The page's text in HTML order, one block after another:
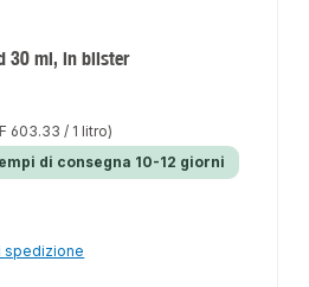
30 ml, in blister
603.33 / 1 litro)
di consegna 10-12 giorni
spedizione